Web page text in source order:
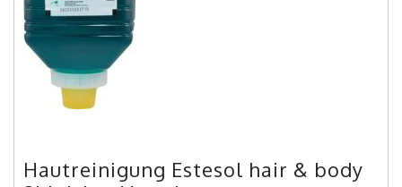
Hautreinigung Estesol hair & body